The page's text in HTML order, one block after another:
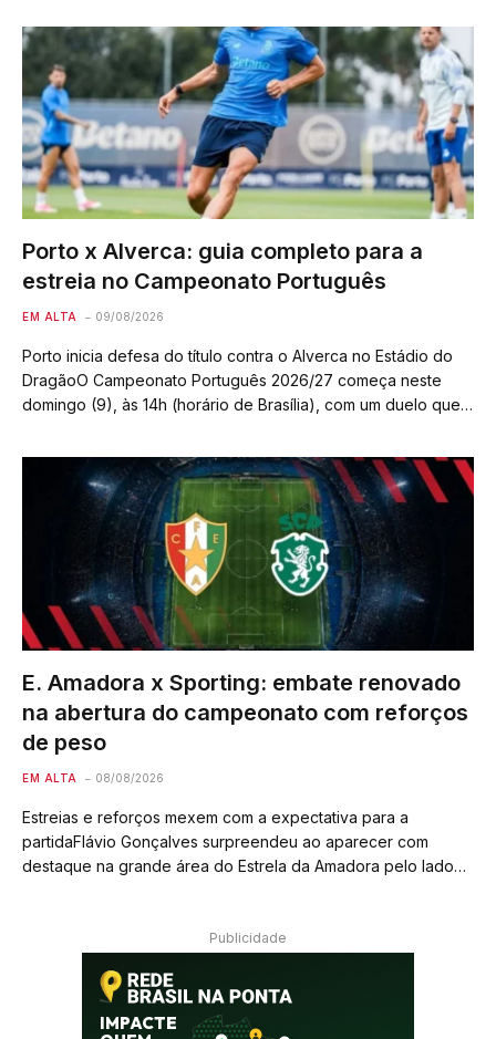
colocado à entrada da área.…
Porto x Alverca: guia completo para a
estreia no Campeonato Português
EM ALTA 09/08/2026
Porto inicia defesa do título contra o Alverca no Estádio do
DragãoO Campeonato Português 2026/27 começa neste
domingo (9), às 14h (horário de Brasília), com um duelo que
Porto, recebe o Alverca…
E. Amadora x Sporting: embate renovado
na abertura do campeonato com reforços
de peso
EM ALTA 08/08/2026
Estreias e reforços mexem com a expectativa para a
partidaFlávio Gonçalves surpreendeu ao aparecer com
destaque na grande área do Estrela da Amadora pelo lado
Publicidade